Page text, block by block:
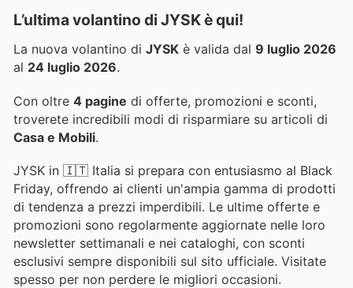
L’ultima volantino di JYSK è qui!
La nuova volantino di JYSK è valida dal 9 luglio 2026
al 24 luglio 2026.
Con oltre 4 pagine di offerte, promozioni e sconti,
troverete incredibili modi di risparmiare su articoli di
Casa e Mobili.
JYSK in 🇮🇹 Italia si prepara con entusiasmo al Black
Friday, offrendo ai clienti un'ampia gamma di prodotti
di tendenza a prezzi imperdibili. Le ultime offerte e
promozioni sono regolarmente aggiornate nelle loro
newsletter settimanali e nei cataloghi, con sconti
esclusivi sempre disponibili sul sito ufficiale. Visitate
spesso per non perdere le migliori occasioni.